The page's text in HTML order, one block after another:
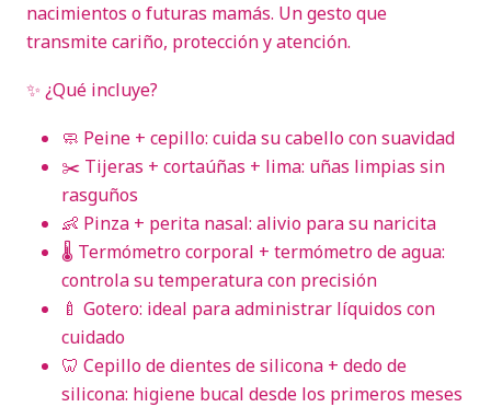
nacimientos o futuras mamás. Un gesto que
transmite cariño, protección y atención.
✨ ¿Qué incluye?
🧼 Peine + cepillo: cuida su cabello con suavidad
✂️ Tijeras + cortaúñas + lima: uñas limpias sin
rasguños
👶 Pinza + perita nasal: alivio para su naricita
🌡️ Termómetro corporal + termómetro de agua:
controla su temperatura con precisión
🍼 Gotero: ideal para administrar líquidos con
cuidado
🦷 Cepillo de dientes de silicona + dedo de
silicona: higiene bucal desde los primeros meses